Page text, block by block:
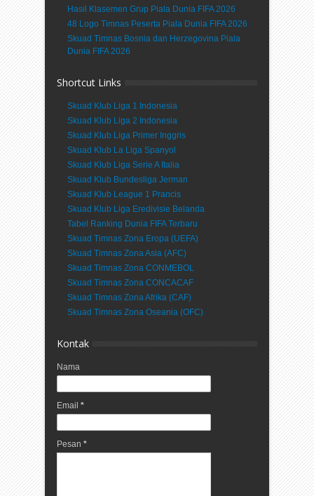
Hasil Klasemen Grup Piala Dunia FIFA 2026
48 Logo Timnas Peserta Piala Dunia FIFA 2026
Skuad Timnas Bosnia dan Herzegovina Piala
Dunia FIFA 2026
Shortcut Links
Skuad Klub Liga 1 Indonesia
Skuad Klub Liga 2 Indonesia
Skuad Klub Liga Primer Inggris
Skuad Klub La Liga Spanyol
Skuad Klub Liga Serie A Italia
Skuad Klub Bundesliga Jerman
Skuad Klub League 1 Prancis
Skuad Klub Liga Eredivisie Belanda
Tabel Ranking Dunia FIFA Terbaru
Skuad Timnas Zona Eropa (UEFA)
Skuad Timnas Zona Asia (AFC)
Skuad Timnas Zona CONMEBOL
Skuad Timnas Zona CONCACAF
Skuad Timnas Zona Afrika (CAF)
Skuad Timnas Zona Oseania (OFC)
Kontak
Nama
Email *
Pesan *